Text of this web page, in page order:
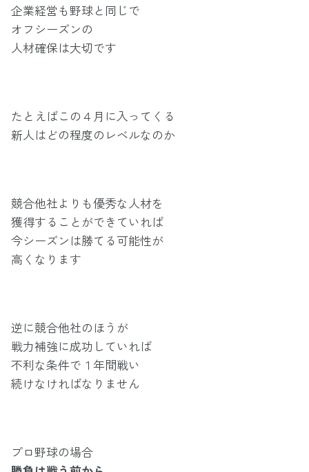
企業経営も野球と同じで
オフシーズンの
人材確保は大切です
たとえばこの４月に入ってくる
新人はどの程度のレベルなのか
競合他社よりも優秀な人材を
獲得することができていれば
今シーズンは勝てる可能性が
高くなります
逆に競合他社のほうが
戦力補強に成功していれば
不利な条件で１年間戦い
続けなければなりません
プロ野球の場合